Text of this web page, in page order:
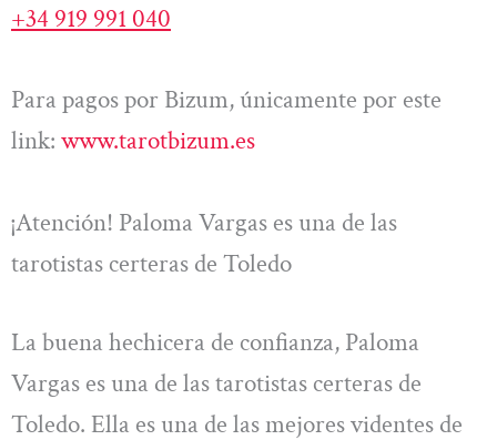
+34 919 991 040
Para pagos por Bizum, únicamente por este
link: www.tarotbizum.es
¡Atención! Paloma Vargas es una de las
tarotistas certeras de Toledo
La buena hechicera de confianza, Paloma
Vargas es una de las tarotistas certeras de
Toledo. Ella es una de las mejores videntes de